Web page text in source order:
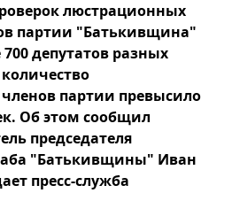
люстрационных
партии "Батькивщина"
депутатов разных
партии превысило
Об этом сообщил
председателя
"Батькивщины" Иван
пресс-служба